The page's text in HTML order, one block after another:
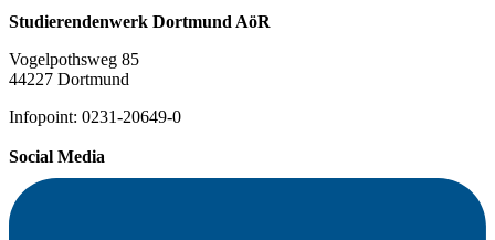
Studierendenwerk Dortmund AöR
Vogelpothsweg 85
44227 Dortmund
Infopoint: 0231-20649-0
Social Media